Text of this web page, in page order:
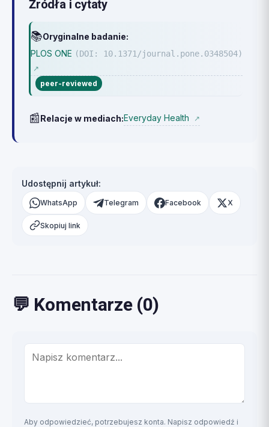
Źródła i cytaty
📚Oryginalne badanie:
PLOS ONE (DOI: 10.1371/journal.pone.0348504)
↗
peer-reviewed
📰Relacje w mediach:Everyday Health ↗
Udostępnij artykuł:
WhatsApp Telegram Facebook X
Skopiuj link
💬 Komentarze (0)
Aby odpowiedzieć, potrzebujesz konta. Napisz odpowiedź i